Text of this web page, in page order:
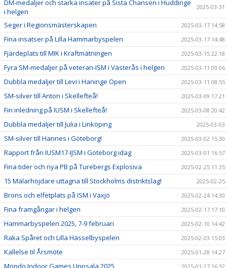
DM-medaljer och starka insater på Sista Chansen i Huddinge
i helgen
2025-03-31
Seger i Regionsmästerskapen 2025-03-17 14:58
Fina insatser på Lilla Hammarbyspelen 2025-03-17 14:48
Fjärdeplats till MIK i Kraftmätningen 2025-03-15 22:18
Fyra SM-medaljer på veteran-ISM i Västerås i helgen 2025-03-11 09:06
Dubbla medaljer till Levi i Haninge Open 2025-03-11 08:55
SM-silver till Anton i Skellefteå! 2025-03-09 17:21
Fin inledning på IUSM i Skellefteå! 2025-03-08 20:42
Dubbla medaljer till Julia i Linköping 2025-03-03
SM-silver till Hannes i Göteborg! 2025-03-02 15:30
Rapport från IUSM17-IJSM i Göteborg idag 2025-03-01 16:57
Fina tider och nya PB på Turebergs Explosiva 2025-02-25 11:35
15 Mälarhöjdare uttagna till Stockholms distriktslag! 2025-02-25
Brons och elfetplats på ISM i Växjö 2025-02-24 14:30
Fina framgångar i helgen 2025-02-17 17:10
Hammarbyspelen 2025, 7-9 februari 2025-02-10 14:42
Raka Spåret och Lilla Hässelbyspelen 2025-02-03 15:03
Kallelse til Årsmöte 2025-01-28 14:27
Mondo Indoor Games Uppsala 2025 2025-01-27 16:32